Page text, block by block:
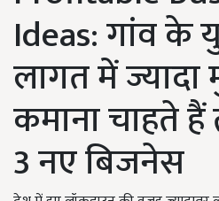
Ideas: गांव के
लागत में ज्यादा
कमाना चाहते
3 नए बिजनेस